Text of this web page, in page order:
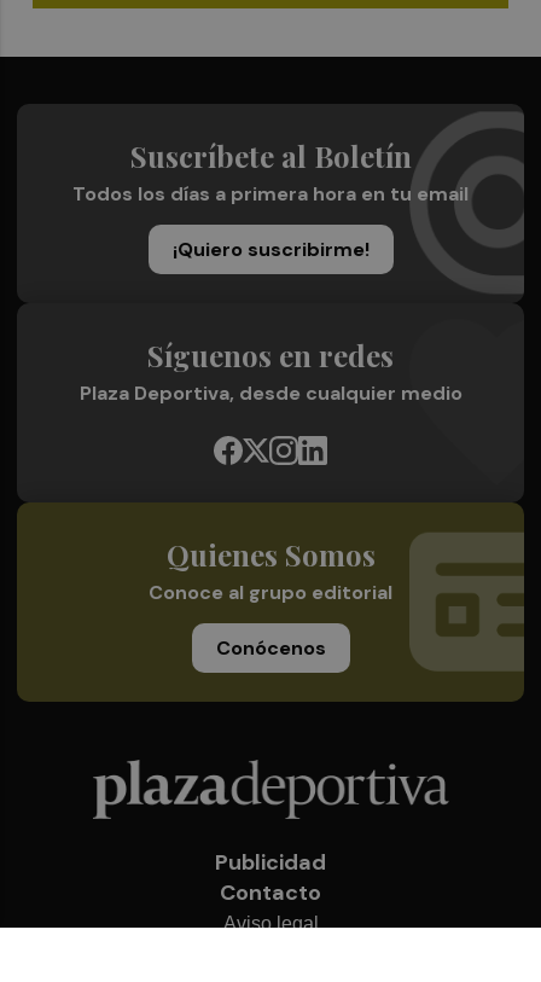
Suscríbete al Boletín
Todos los días a primera hora en tu email
¡Quiero suscribirme!
Síguenos en redes
Plaza Deportiva, desde cualquier medio
Quienes Somos
Conoce al grupo editorial
Conócenos
Publicidad
Contacto
Aviso legal